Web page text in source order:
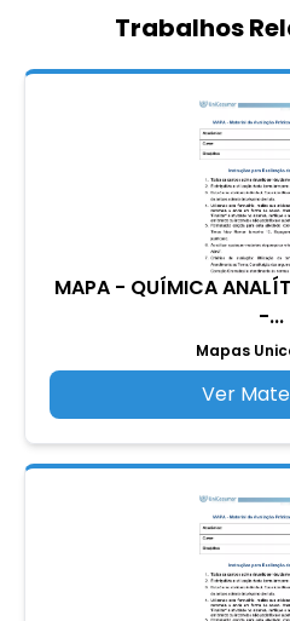
Trabalhos
MAPA - QUÍMICA
-...
Mapas
Ver